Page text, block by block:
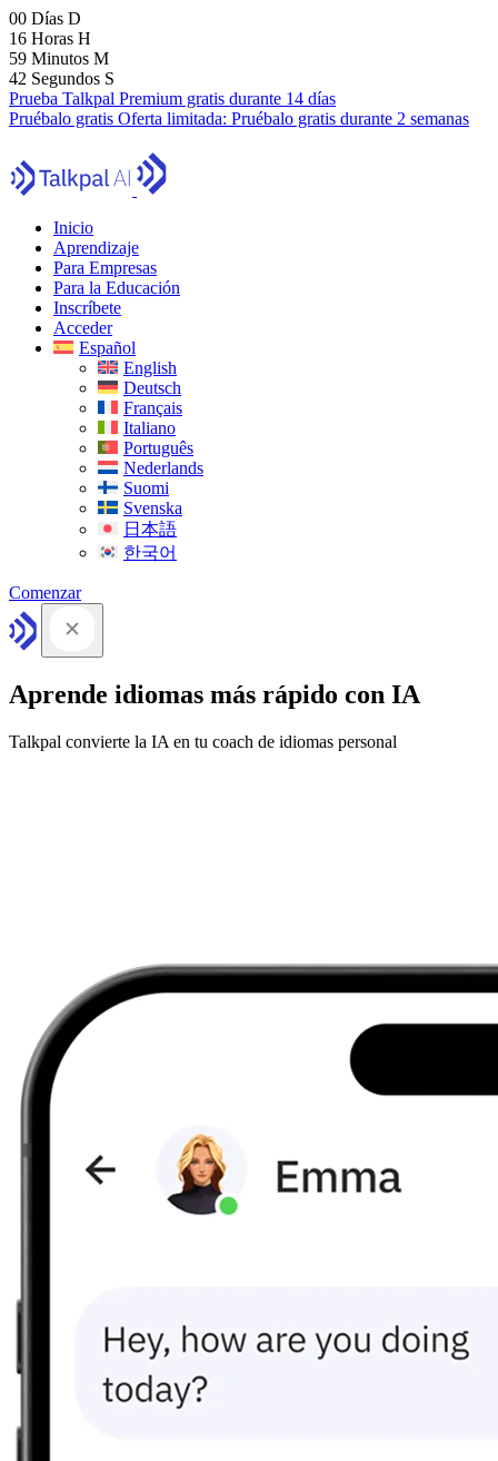
00 Días D
16 Horas H
59 Minutos M
40 Segundos S
Prueba Talkpal Premium gratis durante 14 días
Pruébalo gratis Oferta limitada: Pruébalo gratis durante 2 semanas
Inicio
Aprendizaje
Para Empresas
Para la Educación
Inscríbete
Acceder
Español
English
Deutsch
Français
Italiano
Português
Nederlands
Suomi
Svenska
日本語
한국어
Comenzar
Aprende idiomas más rápido con IA
Talkpal convierte la IA en tu coach de idiomas personal